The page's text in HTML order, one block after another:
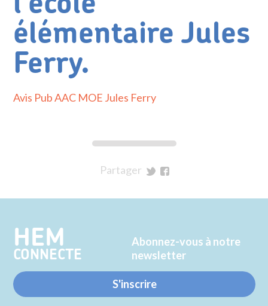
élémentaire Jules
Ferry.
Avis Pub AAC MOE Jules Ferry
Partager
Twitter
Facebook
HEM
CONNECTE
Abonnez-vous à notre
newsletter
S'inscrire